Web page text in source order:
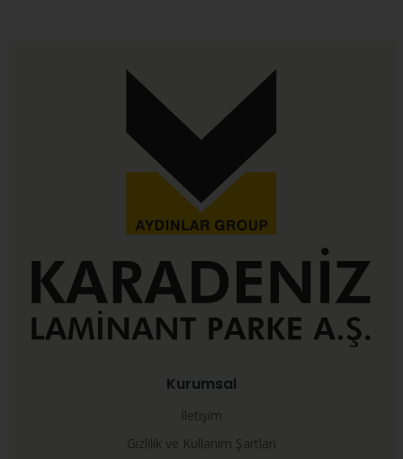
Kurumsal
İletişim
Gizlilik ve Kullanım Şartları